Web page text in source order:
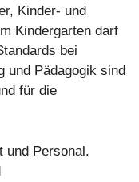
Kinder- und
Kindergarten darf
bei
und Pädagogik sind
für die
und Personal.